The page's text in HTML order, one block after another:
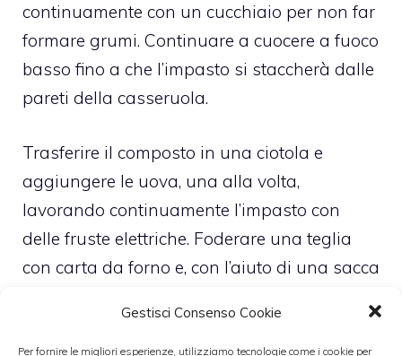
Gestisci Consenso Cookie
Per fornire le migliori esperienze, utilizziamo tecnologie come i cookie per
continuamente con un cucchiaio per non far
formare grumi. Continuare a cuocere a fuoco
basso fino a che l’impasto si staccherà dalle
pareti della casseruola.
Trasferire il composto in una ciotola e
aggiungere le uova, una alla volta,
lavorando continuamente l’impasto con
delle fruste elettriche. Foderare una teglia
con carta da forno e, con l’aiuto di una sacca
dei cerchi concentrici e sovrapposti di